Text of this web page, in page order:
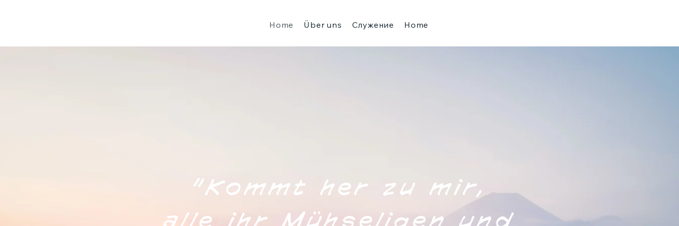
Home Über uns Служение Home
"Kommt her zu mir,
alle ihr Mühseligen und